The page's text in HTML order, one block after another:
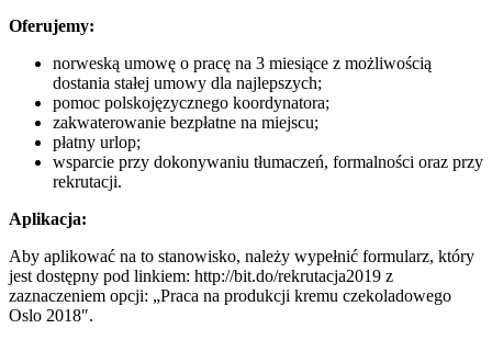
Oferujemy:
norweską umowę o pracę na 3 miesiące z możliwością
dostania stałej umowy dla najlepszych;
pomoc polskojęzycznego koordynatora;
zakwaterowanie bezpłatne na miejscu;
płatny urlop;
wsparcie przy dokonywaniu tłumaczeń, formalności oraz przy
rekrutacji.
Aplikacja:
Aby aplikować na to stanowisko, należy wypełnić formularz, który
jest dostępny pod linkiem: http://bit.do/rekrutacja2019 z
zaznaczeniem opcji: „Praca na produkcji kremu czekoladowego
Oslo 2018″.